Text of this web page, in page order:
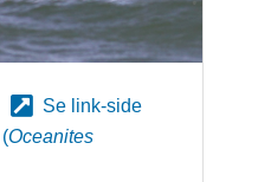
Se link-side
(Oceanites